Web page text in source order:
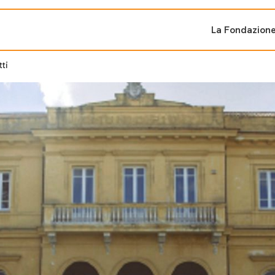
La Fondazione
sostenuti
un progetto
dal Sud
Bandi e iniziative
Bandi
Fondazioni di
Area Stampa
Sala Stampa
Eventi Press tour